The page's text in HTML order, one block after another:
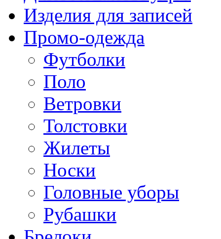
Изделия для записей
Промо-одежда
Футболки
Поло
Ветровки
Толстовки
Жилеты
Носки
Головные уборы
Рубашки